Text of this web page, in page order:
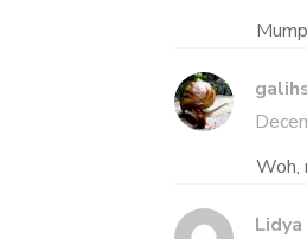
Woh,
Lidya